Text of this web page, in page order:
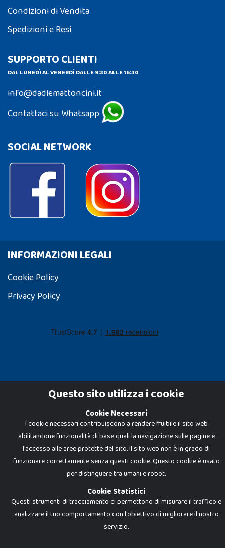
Condizioni di Vendita
Spedizioni e Resi
SUPPORTO CLIENTI
DAL LUNEDÌ AL VENERDÌ DALLE 9:30 ALLE 16:30
info@dadiemattoncini.it
Contattaci su Whatsapp
SOCIAL NETWORK
INFORMAZIONI LEGALI
Cookie Policy
Privacy Policy
Dadi e Mattoncini è un brand di Giocabene Srl. Ogni riproduzione o utilizzo non
espressamente autorizzato è severamente vietato. Tutti i loghi, marchi,
brand elencati nel presente shop sono di proprietà dei rispettivi titolari.
I prezzi e le promozioni pubblicate potrebbero differire da quanto esposto in
negozio.
Giocabene Srl - via della Posta 8, 20123 Milano (MI)
P.IVA 02608090425 - REA AN201199 - C.S. 10.000 i.v.
Questo sito utilizza i cookie
Cookie Necessari
I cookie necessari contribuiscono a rendere fruibile il sito web
abilitandone funzionalità di base quali la navigazione sulle pagine e
l'accesso alle aree protette del sito. Il sito web non è in grado di
funzionare correttamente senza questi cookie. Questo cookie è usato
per distinguere tra umani e robot.
Cookie Statistici
Questi strumenti di tracciamento ci permettono di misurare il traffico e
analizzare il tuo comportamento con l'obiettivo di migliorare il nostro
servizio.